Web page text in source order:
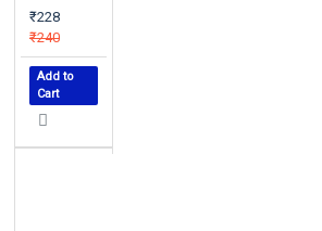
₹228
₹240
Add to
Cart